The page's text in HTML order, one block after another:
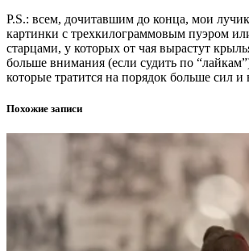
P.S.: всем, дочитавшим до конца, мои
картинки с трехкилограммовым пуэром
старцами, у которых от чая вырастут
больше внимания (если судить по
которые тратится на порядок больше сил и
Похожие записи